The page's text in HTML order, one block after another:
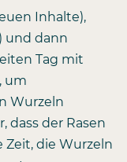
Inhalte),
und dann
Tag mit
um
Wurzeln
dass der Rasen
Zeit, die Wurzeln